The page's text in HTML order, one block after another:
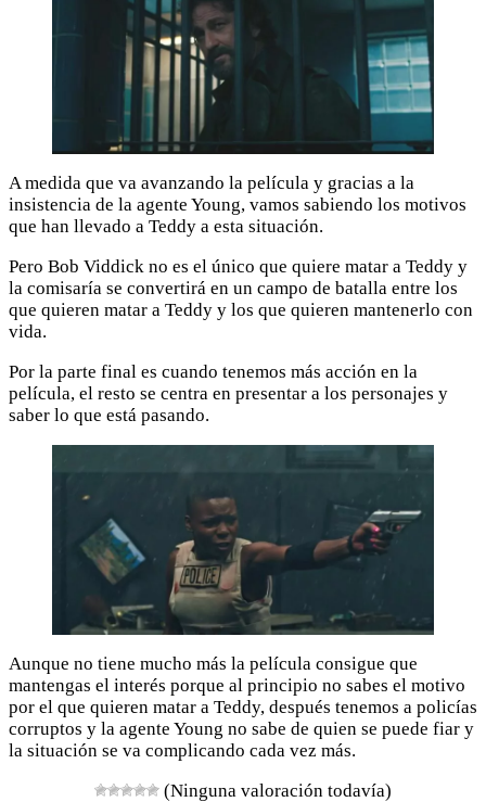
A medida que va avanzando la película y gracias a la
insistencia de la agente Young, vamos sabiendo los motivos
que han llevado a Teddy a esta situación.
Pero Bob Viddick no es el único que quiere matar a Teddy y
la comisaría se convertirá en un campo de batalla entre los
que quieren matar a Teddy y los que quieren mantenerlo con
vida.
Por la parte final es cuando tenemos más acción en la
película, el resto se centra en presentar a los personajes y
saber lo que está pasando.
Aunque no tiene mucho más la película consigue que
mantengas el interés porque al principio no sabes el motivo
por el que quieren matar a Teddy, después tenemos a policías
corruptos y la agente Young no sabe de quien se puede fiar y
la situación se va complicando cada vez más.
(Ninguna valoración todavía)